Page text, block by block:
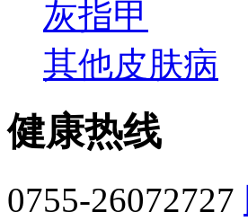
灰指甲
其他皮肤病
健康热线
0755-26072727